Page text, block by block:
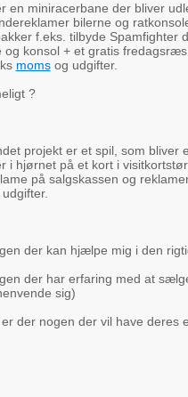
en miniracerbane der bliver
bilerne og
f.eks. tilbyde Spamfighter
og konsol + et gratis
momsog udgifter.
?
projekt er et spil, som bliver
i hjørnet på et kort i
på salgskassen og
der kan hjælpe mig i den
der har erfaring med at
sig)
der nogen der vil have deres